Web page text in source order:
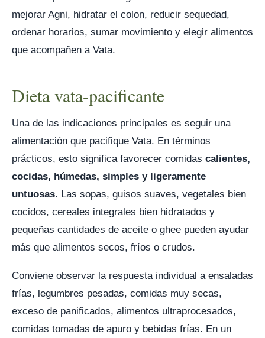
mejorar Agni, hidratar el colon, reducir sequedad,
ordenar horarios, sumar movimiento y elegir alimentos
que acompañen a Vata.
Dieta vata-pacificante
Una de las indicaciones principales es seguir una
alimentación que pacifique Vata. En términos
prácticos, esto significa favorecer comidas calientes,
cocidas, húmedas, simples y ligeramente
untuosas. Las sopas, guisos suaves, vegetales bien
cocidos, cereales integrales bien hidratados y
pequeñas cantidades de aceite o ghee pueden ayudar
más que alimentos secos, fríos o crudos.
Conviene observar la respuesta individual a ensaladas
frías, legumbres pesadas, comidas muy secas,
exceso de panificados, alimentos ultraprocesados,
comidas tomadas de apuro y bebidas frías. En un